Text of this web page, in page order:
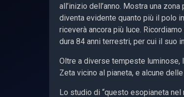
all’inizio dell’anno. Mostra una
diventa evidente quanto più il polo
riceverà ancora più luce.
dura 84 anni terrestri, per cui il suo
Oltre a diverse tempeste luminose,
Zeta vicino al pianeta, e alcune
Lo studio di “questo esopianeta